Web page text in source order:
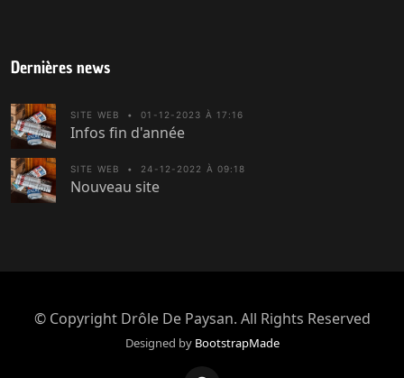
Dernières news
SITE WEB • 01-12-2023 À 17:16
Infos fin d'année
SITE WEB • 24-12-2022 À 09:18
Nouveau site
© Copyright Drôle De Paysan. All Rights Reserved
Designed by BootstrapMade